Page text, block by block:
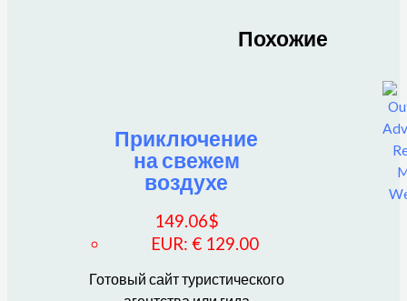
Похожие
Приключение
на свежем
воздухе
149.06$
EUR: € 129.00
Готовый сайт туристического